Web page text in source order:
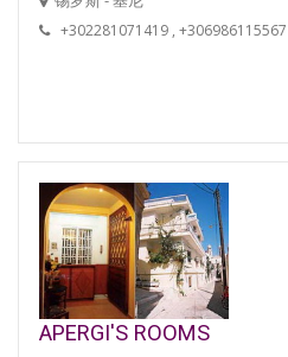
+302281071419 , +306986115567
APERGI'S ROOMS